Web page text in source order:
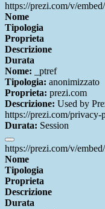
https://prezi.com/v/
Nome
Tipologia
Proprieta
Descrizione
Durata
Nome: _ptref
Tipologia: anonimizzato
Proprieta: prezi.com
Descrizione: Used by
https://prezi.com/privacy-
Durata: Session
https://prezi.com/v/
Nome
Tipologia
Proprieta
Descrizione
Durata